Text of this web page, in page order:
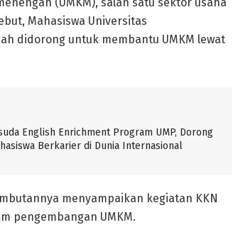
Mahasiswa Universitas
didorong untuk membantu UMKM lewat
English Enrichment Program UMP, Dorong
Berkarier di Dunia Internasional
menyampaikan kegiatan KKN
pengembangan UMKM.